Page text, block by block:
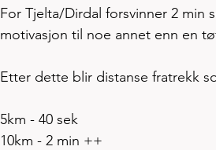
For Tjelta/Dirdal forsvinner 2
motivasjon til noe annet enn en
Etter dette blir distanse fratrekk
5km - 40 sek
10km - 2 min ++